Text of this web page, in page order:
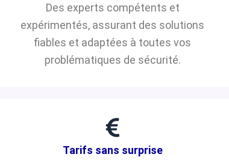
Des experts compétents et
expérimentés, assurant des solutions
fiables et adaptées à toutes vos
problématiques de sécurité.
Tarifs sans surprise